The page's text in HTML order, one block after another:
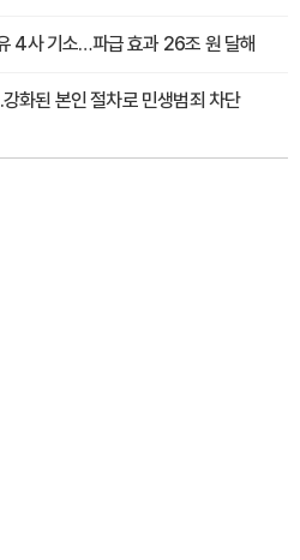
4사 기소…파급 효과 26조 원 달해
화된 본인 절차로 민생범죄 차단